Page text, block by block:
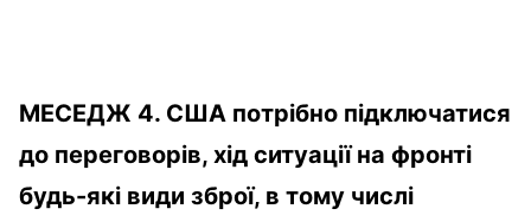
МЕСЕДЖ 4. США потрібно підключатися
до переговорів, хід ситуації на фронті
будь-які види зброї, в тому числі